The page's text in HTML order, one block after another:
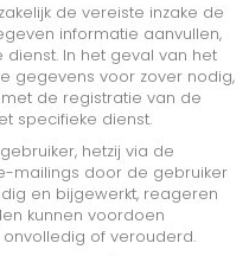
de vereiste inzake de
informatie aanvullen,
In het geval van het
gegevens voor zover nodig,
de registratie van de
specifieke dienst.
hetzij via de
mailings door de gebruiker
en bijgewerkt, reageren
kunnen voordoen
onvolledig of verouderd.